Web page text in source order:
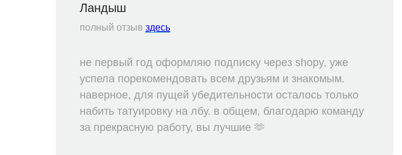
Ландыш
полный отзыв здесь
не первый год оформляю подписку через shopy, уже
успела порекомендовать всем друзьям и знакомым.
наверное, для пущей убедительности осталось только
набить татуировку на лбу. в общем, благодарю команду
за прекрасную работу, вы лучшие 🫶